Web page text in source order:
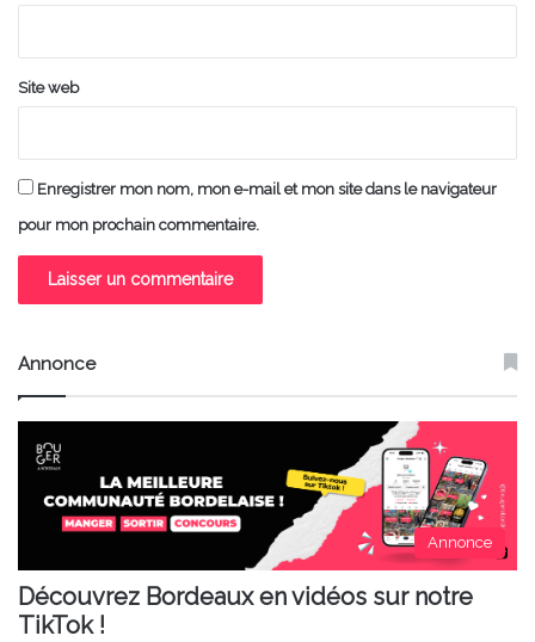
Site web
Enregistrer mon nom, mon e-mail et mon site dans le navigateur
pour mon prochain commentaire.
Annonce
Annonce
Découvrez Bordeaux en vidéos sur notre
TikTok !